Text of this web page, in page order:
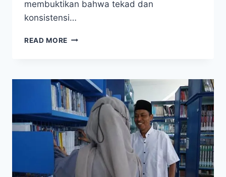
membuktikan bahwa tekad dan
konsistensi…
READ MORE KISAH
PIATU
LOLOS
KE
KAMPUS
LUAR
NEGERI